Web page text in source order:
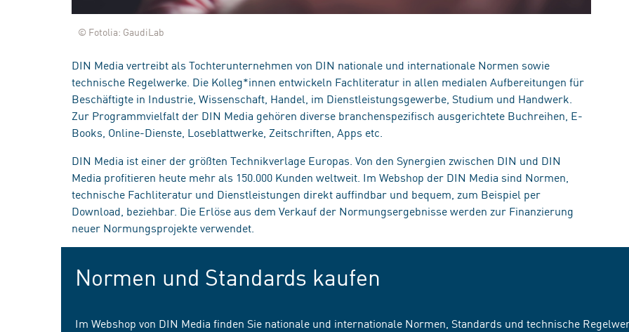
© Fotolia: GaudiLab
DIN Media vertreibt als Tochterunternehmen von DIN nationale und internationale Normen sowie
technische Regelwerke. Die Kolleg*innen entwickeln Fachliteratur in allen medialen Aufbereitungen für
Beschäftigte in Industrie, Wissenschaft, Handel, im Dienstleistungsgewerbe, Studium und Handwerk.
Zur Programmvielfalt der DIN Media gehören diverse branchenspezifisch ausgerichtete Buchreihen, E-
Books, Online-Dienste, Loseblattwerke, Zeitschriften, Apps etc.
DIN Media ist einer der größten Technikverlage Europas. Von den Synergien zwischen DIN und DIN
Media profitieren heute mehr als 150.000 Kunden weltweit. Im Webshop der DIN Media sind Normen,
technische Fachliteratur und Dienstleistungen direkt auffindbar und bequem, zum Beispiel per
Download, beziehbar. Die Erlöse aus dem Verkauf der Normungsergebnisse werden zur Finanzierung
neuer Normungsprojekte verwendet.
Normen und Standards kaufen
Im Webshop von DIN Media finden Sie nationale und internationale Normen, Standards und technische